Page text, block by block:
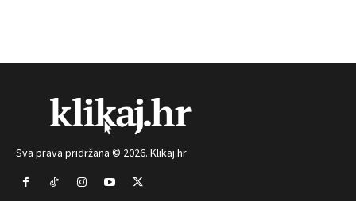
Sva prava pridržana © 2026. Klikaj.hr